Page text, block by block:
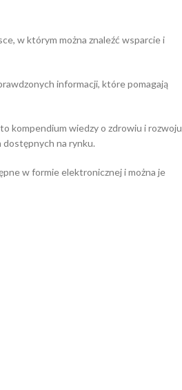
w którym można znaleźć wsparcie i
informacji, które pomagają
kompendium wiedzy o zdrowiu i rozwoju
dostępnych na rynku.
w formie elektronicznej i można je